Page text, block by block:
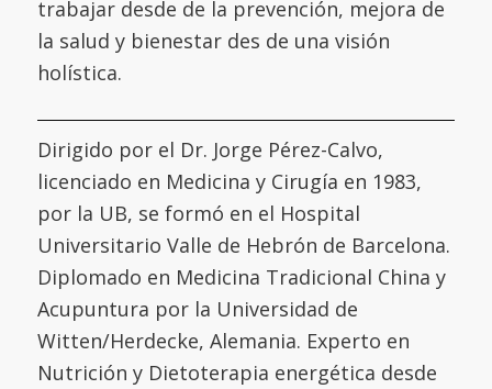
trabajar desde de la prevención, mejora de
la salud y bienestar des de una visión
holística.
Dirigido por el Dr. Jorge Pérez-Calvo,
licenciado en Medicina y Cirugía en 1983,
por la UB, se formó en el Hospital
Universitario Valle de Hebrón de Barcelona.
Diplomado en Medicina Tradicional China y
Acupuntura por la Universidad de
Witten/Herdecke, Alemania. Experto en
Nutrición y Dietoterapia energética desde